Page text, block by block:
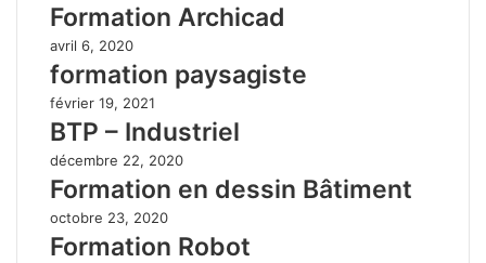
Formation Archicad
avril 6, 2020
formation paysagiste
février 19, 2021
BTP – Industriel
décembre 22, 2020
Formation en dessin Bâtiment
octobre 23, 2020
Formation Robot